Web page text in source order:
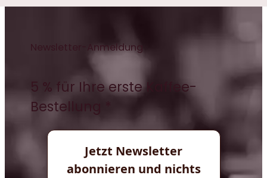
Newsletter-Anmeldung
5 % für Ihre erste Kaffee-
Bestellung *
Jetzt Newsletter
abonnieren und nichts